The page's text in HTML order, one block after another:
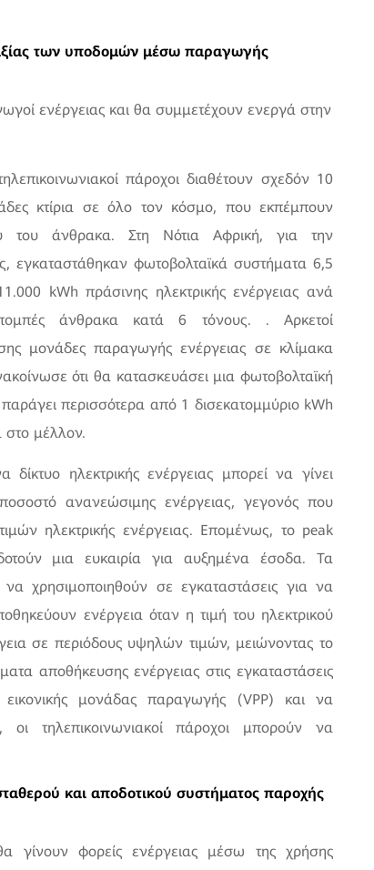
των υποδομών μέσω παραγωγής
ενέργειας και θα συμμετέχουν ενεργά στην
πάροχοι διαθέτουν σχεδόν 10
κτίρια σε όλο τον κόσμο, που εκπέμπουν
του άνθρακα. Στη Νότια Αφρική, για την
εγκαταστάθηκαν φωτοβολταϊκά συστήματα 6,5
kWh πράσινης ηλεκτρικής ενέργειας ανά
άνθρακα κατά 6 τόνους. . Αρκετοί
μονάδες παραγωγής ενέργειας σε κλίμακα
ότι θα κατασκευάσει μια φωτοβολταϊκή
περισσότερα από 1 δισεκατομμύριο kWh
στο μέλλον.
ηλεκτρικής ενέργειας μπορεί να γίνει
ανανεώσιμης ενέργειας, γεγονός που
ηλεκτρικής ενέργειας. Επομένως, το peak
μια ευκαιρία για αυξημένα έσοδα. Τα
χρησιμοποιηθούν σε εγκαταστάσεις για να
ενέργεια όταν η τιμή του ηλεκτρικού
σε περιόδους υψηλών τιμών, μειώνοντας το
αποθήκευσης ενέργειας στις εγκαταστάσεις
μονάδας παραγωγής (VPP) και να
οι τηλεπικοινωνιακοί πάροχοι μπορούν να
και αποδοτικού συστήματος παροχής
γίνουν φορείς ενέργειας μέσω της χρήσης